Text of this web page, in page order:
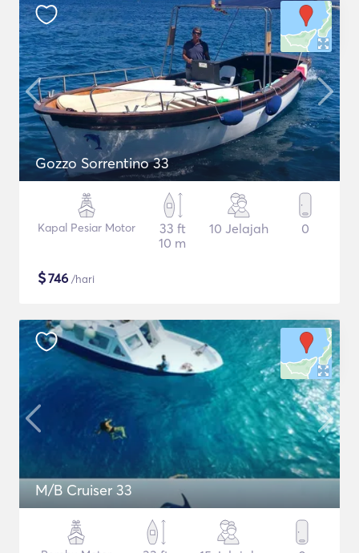
Gozzo Sorrentino 33
Kapal Pesiar Motor
33 ft
10 m
10 Jelajah 0
$746 /hari
M/B Cruiser 33